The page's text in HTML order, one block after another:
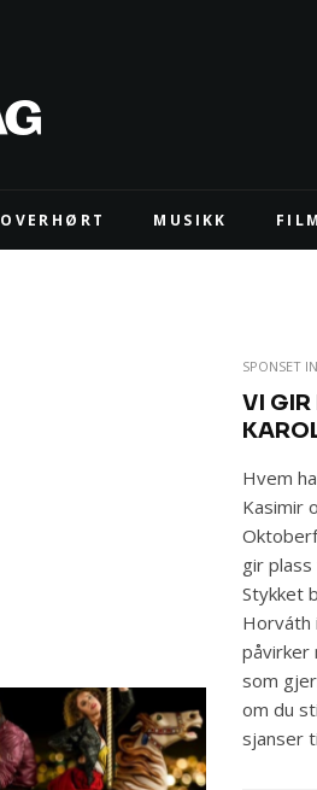
OVERHØRT MUSIKK
SPONSET
VI GIR
Hvem
Kasimir
gir
Stykket
Horváth
påvirker
som
om du
sjanser